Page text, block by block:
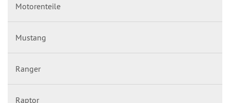
Motorenteile
Mustang
Ranger
Raptor